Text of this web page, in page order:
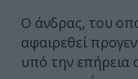
Ο άνδρας, του
αφαιρεθεί
υπό την επήρεια